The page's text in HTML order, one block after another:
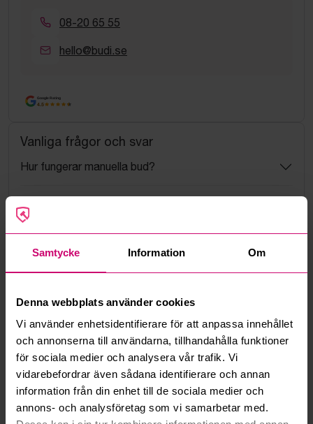
Samtycke Information Om
Denna webbplats använder cookies
Vi använder enhetsidentifierare för att anpassa innehållet
och annonserna till användarna, tillhandahålla funktioner
för sociala medier och analysera vår trafik. Vi
vidarebefordrar även sådana identifierare och annan
information från din enhet till de sociala medier och
annons- och analysföretag som vi samarbetar med.
08-20 65 55
hello@budi.se
Google Rating
4.5
Vanliga frågor och svar
Hur fungerar manuella bud?
Kan jag ångra ett bud?
Kan ni frakta mina vunna objekt?